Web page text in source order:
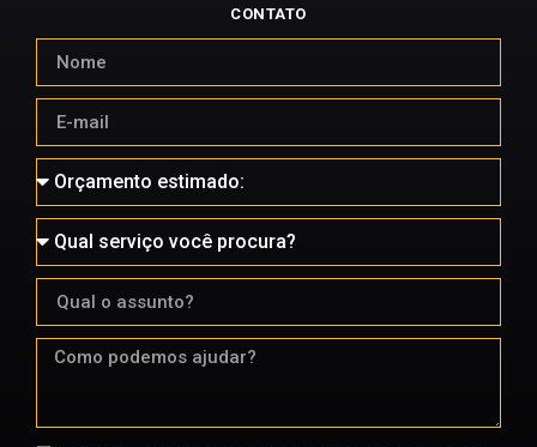
CONTATO